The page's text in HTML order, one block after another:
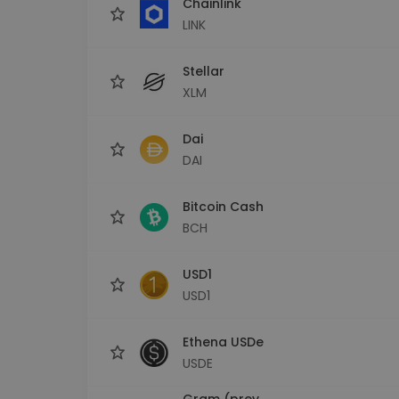
LINK
Stellar
XLM
Dai
DAI
Bitcoin Cash
BCH
USD1
USD1
Ethena USDe
USDE